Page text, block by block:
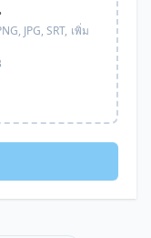
JPG, SRT, เพิ่ม